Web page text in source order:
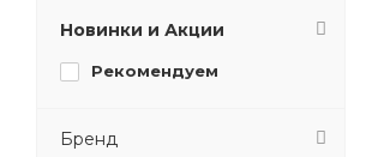
Новинки и Акции
Рекомендуем
Бренд